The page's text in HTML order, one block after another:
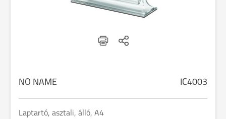
NO NAME IC4003
Laptartó, asztali, álló, A4